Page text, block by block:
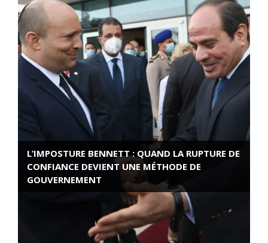
L’IMPOSTURE BENNETT : QUAND LA RUPTURE DE
CONFIANCE DEVIENT UNE MÉTHODE DE
GOUVERNEMENT
ROSE VALLAND, HEROÏNE DE LA RESISTANCE